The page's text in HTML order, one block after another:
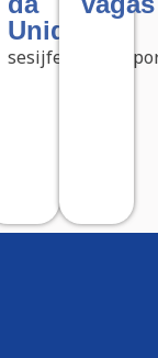
Unidade